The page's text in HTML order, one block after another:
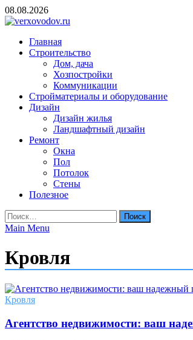
Skip
to
08.08.2026
verxovodov.ru
Ремонт и строительство
Главная
Строительство
Дом, дача
Хозпостройки
Коммуникации
Стройматериалы и оборудование
Дизайн
Дизайн жилья
Ландшафтный дизайн
Ремонт
Окна
Пол
Потолок
Стены
Полезное
Найти:
Main Menu
Кровля
Кровля
Агентство недвижимости: ваш